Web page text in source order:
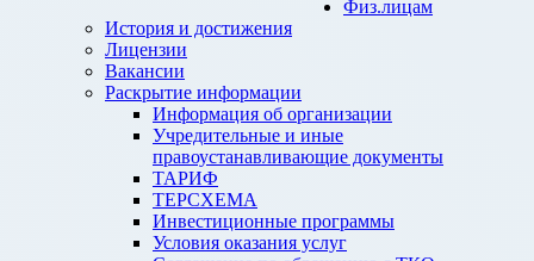
История и достижения
Лицензии
Вакансии
Раскрытие информации
Информация об организации
Учредительные и иные
правоустанавливающие документы
ТАРИФ
ТЕРСХЕМА
Инвестиционные программы
Условия оказания услуг
Физ.лицам